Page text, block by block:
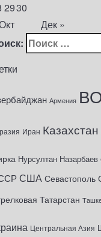
Дек »
2930
Армения
Иран Казахстан
Нурсултан Назарбаев
США Севастополь
Татарстан
Центральная Азия